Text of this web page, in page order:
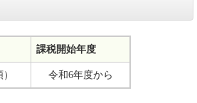
課税開始年度
令和6年度から